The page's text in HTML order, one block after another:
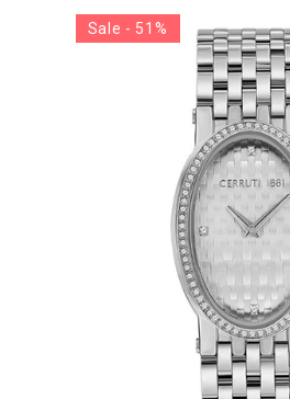
Sale - 51%